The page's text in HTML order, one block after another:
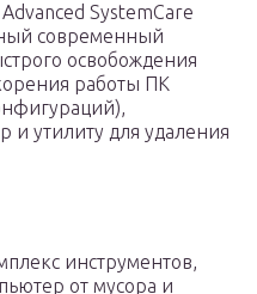
SystemCare
современный
освобождения
работы ПК
и утилиту для удаления
инструментов,
от мусора и